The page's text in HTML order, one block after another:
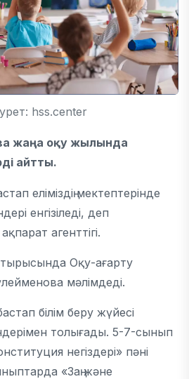
hss.center
жаңа оқу жылында
айтты.
еліміздің мектептерінде
енгізіледі, деп
агенттігі.
Оқу-ағарту
мәлімдеді.
білім беру жүйесі
толығады. 5-7-сынып
негіздері» пәні
«Заң және